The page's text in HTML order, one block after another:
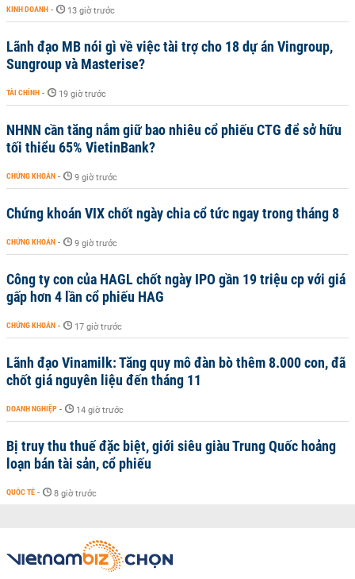
KINH DOANH - 13 giờ trước
Lãnh đạo MB nói gì về việc tài trợ cho 18 dự án Vingroup,
Sungroup và Masterise?
TÀI CHÍNH - 19 giờ trước
NHNN cần tăng nắm giữ bao nhiêu cổ phiếu CTG để sở hữu
tối thiểu 65% VietinBank?
CHỨNG KHOÁN - 9 giờ trước
Chứng khoán VIX chốt ngày chia cổ tức ngay trong tháng 8
CHỨNG KHOÁN - 9 giờ trước
Công ty con của HAGL chốt ngày IPO gần 19 triệu cp với giá
gấp hơn 4 lần cổ phiếu HAG
CHỨNG KHOÁN - 17 giờ trước
Lãnh đạo Vinamilk: Tăng quy mô đàn bò thêm 8.000 con, đã
chốt giá nguyên liệu đến tháng 11
DOANH NGHIỆP - 14 giờ trước
Bị truy thu thuế đặc biệt, giới siêu giàu Trung Quốc hoảng
loạn bán tài sản, cổ phiếu
QUỐC TẾ - 8 giờ trước